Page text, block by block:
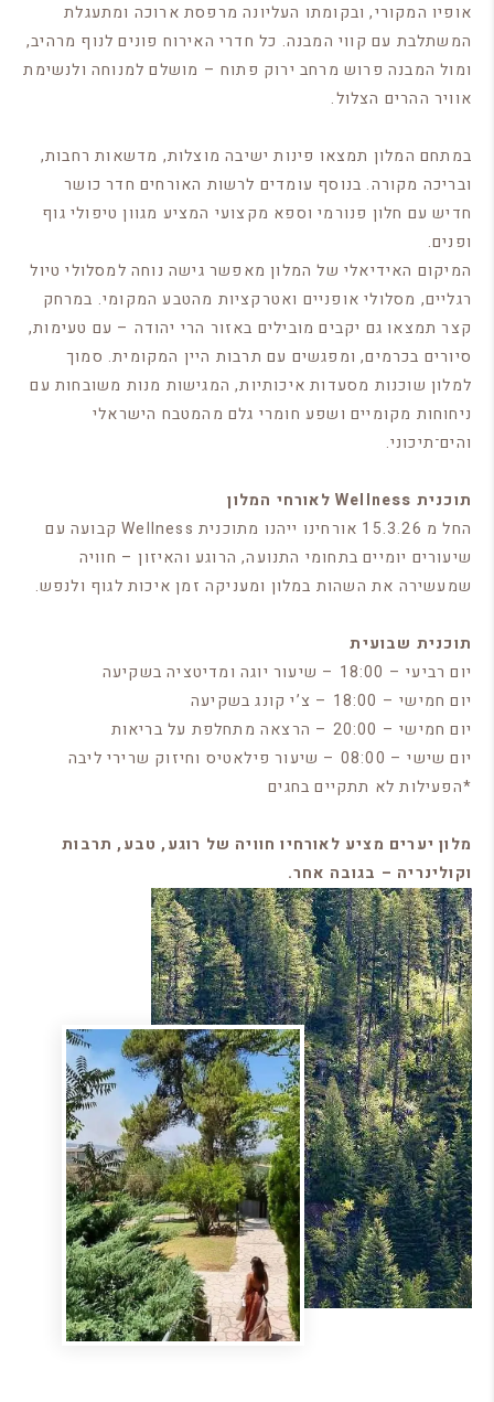
אופיו המקורי, ובקומתו העליונה מרפסת ארוכה ומתעגלת
המשתלבת עם קווי המבנה. כל חדרי האירוח פונים לנוף מרהיב,
ומול המבנה פרוש מרחב ירוק פתוח – מושלם למנוחה ולנשימת
אוויר ההרים הצלול.
במתחם המלון תמצאו פינות ישיבה מוצלות, מדשאות רחבות,
ובריכה מקורה. בנוסף עומדים לרשות האורחים חדר כושר
חדיש עם חלון פנורמי וספא מקצועי המציע מגוון טיפולי גוף
ופנים.
המיקום האידיאלי של המלון מאפשר גישה נוחה למסלולי טיול
רגליים, מסלולי אופניים ואטרקציות מהטבע המקומי. במרחק
קצר תמצאו גם יקבים מובילים באזור הרי יהודה – עם טעימות,
סיורים בכרמים, ומפגשים עם תרבות היין המקומית. סמוך
למלון שוכנות מסעדות איכותיות, המגישות מנות משובחות עם
ניחוחות מקומיים ושפע חומרי גלם מהמטבח הישראלי
והים־תיכוני.
תוכנית Wellness לאורחי המלון
החל מ 15.3.26 אורחינו ייהנו מתוכנית Wellness קבועה עם
שיעורים יומיים בתחומי התנועה, הרוגע והאיזון – חוויה
שמעשירה את השהות במלון ומעניקה זמן איכות לגוף ולנפש.
תוכנית שבועית
יום רביעי – 18:00 – שיעור יוגה ומדיטציה בשקיעה
יום חמישי – 18:00 – צ’י קונג בשקיעה
יום חמישי – 20:00 – הרצאה מתחלפת על בריאות
יום שישי – 08:00 – שיעור פילאטיס וחיזוק שרירי ליבה
*הפעילות לא תתקיים בחגים
מלון יערים מציע לאורחיו חוויה של רוגע, טבע, תרבות
וקולינריה – בגובה אחר.